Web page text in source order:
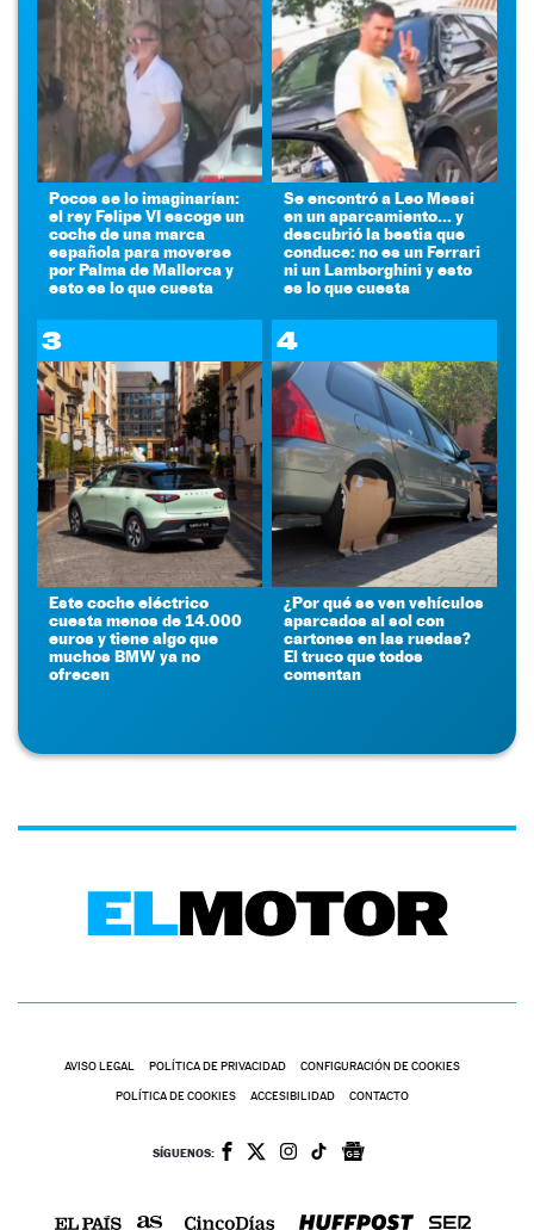
Pocos se lo imaginarían:
el rey Felipe VI escoge un
coche de una marca
española para moverse
por Palma de Mallorca y
esto es lo que cuesta
Se encontró a Leo Messi
en un aparcamiento... y
descubrió la bestia que
conduce: no es un Ferrari
ni un Lamborghini y esto
es lo que cuesta
3
Este coche eléctrico
cuesta menos de 14.000
euros y tiene algo que
muchos BMW ya no
ofrecen
4
¿Por qué se ven vehículos
aparcados al sol con
cartones en las ruedas?
El truco que todos
comentan
AVISO LEGAL POLÍTICA DE PRIVACIDAD CONFIGURACIÓN DE COOKIES
POLÍTICA DE COOKIES ACCESIBILIDAD CONTACTO
SÍGUENOS: